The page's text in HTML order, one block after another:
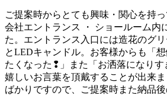
ご提案時からとても興味・関心を持
会社エントランス ・ ショールーム内
た。エントランス入口には造花のグ
とLEDキャンドル。お客様からも「
たくなった❢」また「お洒落になりす
嬉しいお言葉を頂戴することが出来
ばかりですので、ご提案時また納品